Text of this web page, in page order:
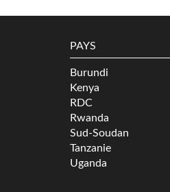
PAYS
Burundi
Kenya
RDC
Rwanda
Sud-Soudan
Tanzanie
Uganda